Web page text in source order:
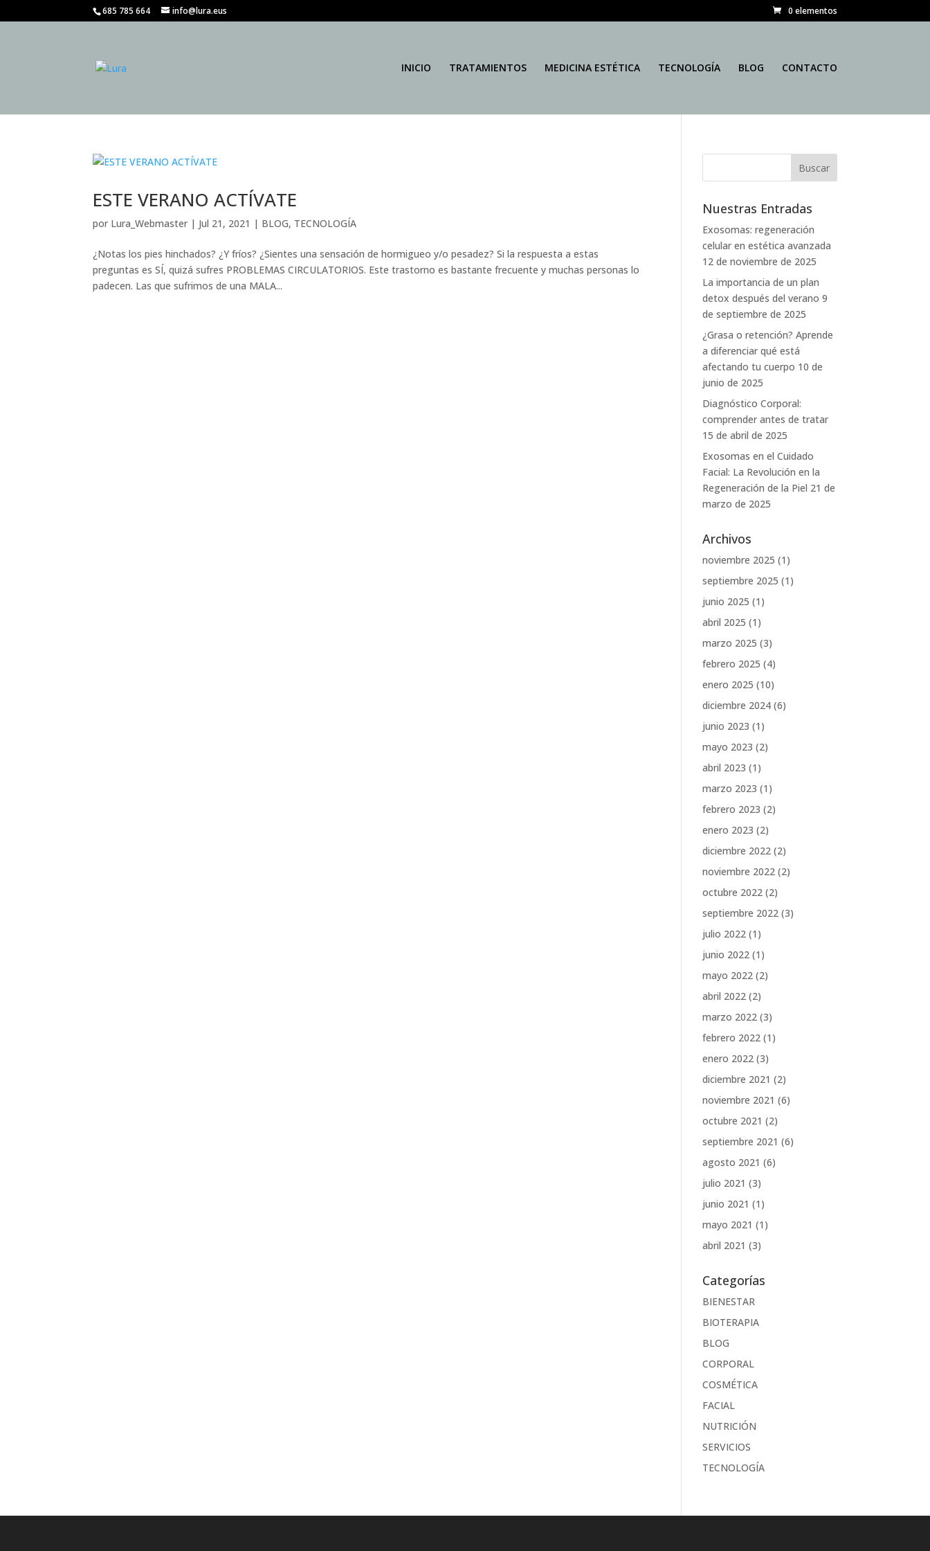
685 785 664 info@lura.eus 0 elementos
INICIO TRATAMIENTOS MEDICINA ESTÉTICA TECNOLOGÍA BLOG CONTACTO
ESTE VERANO ACTÍVATE
por Lura_Webmaster | Jul 21, 2021 | BLOG, TECNOLOGÍA
¿Notas los pies hinchados? ¿Y fríos? ¿Sientes una sensación de hormigueo y/o pesadez? Si la respuesta a estas
preguntas es SÍ, quizá sufres PROBLEMAS CIRCULATORIOS. Este trastorno es bastante frecuente y muchas personas lo
padecen. Las que sufrimos de una MALA...
Nuestras Entradas
Exosomas: regeneración
celular en estética avanzada
12 de noviembre de 2025
La importancia de un plan
detox después del verano 9
de septiembre de 2025
¿Grasa o retención? Aprende
a diferenciar qué está
afectando tu cuerpo 10 de
junio de 2025
Diagnóstico Corporal:
comprender antes de tratar
15 de abril de 2025
Exosomas en el Cuidado
Facial: La Revolución en la
Regeneración de la Piel 21 de
marzo de 2025
Archivos
noviembre 2025 (1)
septiembre 2025 (1)
junio 2025 (1)
abril 2025 (1)
marzo 2025 (3)
febrero 2025 (4)
enero 2025 (10)
diciembre 2024 (6)
junio 2023 (1)
mayo 2023 (2)
abril 2023 (1)
marzo 2023 (1)
febrero 2023 (2)
enero 2023 (2)
diciembre 2022 (2)
noviembre 2022 (2)
octubre 2022 (2)
septiembre 2022 (3)
julio 2022 (1)
junio 2022 (1)
mayo 2022 (2)
abril 2022 (2)
marzo 2022 (3)
febrero 2022 (1)
enero 2022 (3)
diciembre 2021 (2)
noviembre 2021 (6)
octubre 2021 (2)
septiembre 2021 (6)
agosto 2021 (6)
julio 2021 (3)
junio 2021 (1)
mayo 2021 (1)
abril 2021 (3)
Categorías
BIENESTAR
BIOTERAPIA
BLOG
CORPORAL
COSMÉTICA
FACIAL
NUTRICIÓN
SERVICIOS
TECNOLOGÍA